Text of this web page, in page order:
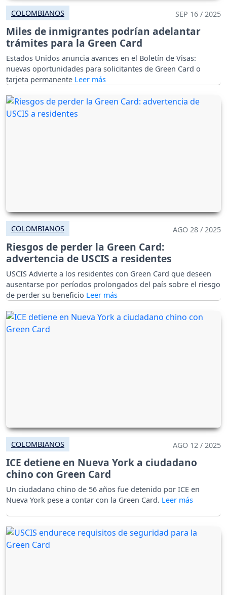
COLOMBIANOS SEP 16 / 2025
Miles de inmigrantes podrían adelantar
trámites para la Green Card
Estados Unidos anuncia avances en el Boletín de Visas:
nuevas oportunidades para solicitantes de Green Card o
tarjeta permanente
COLOMBIANOS AGO 28 / 2025
Riesgos de perder la Green Card:
advertencia de USCIS a residentes
USCIS Advierte a los residentes con Green Card que deseen
ausentarse por períodos prolongados del país sobre el riesgo
de perder su beneficio
COLOMBIANOS AGO 12 / 2025
ICE detiene en Nueva York a ciudadano
chino con Green Card
Un ciudadano chino de 56 años fue detenido por ICE en
Nueva York pese a contar con la Green Card.